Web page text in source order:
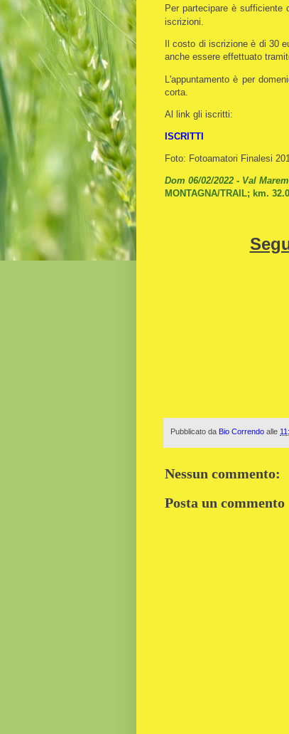
Per partecipare è sufficiente
iscrizioni.
Il costo di iscrizione è di 30
anche essere effettuato
L'appuntamento è per
corta.
Al link gli iscritti:
ISCRITTI
Foto: Fotoamatori Finalesi
Dom 06/02/2022 - Val
MONTAGNA/TRAIL; km.
Pubblicato da Bio Correndo alle
Nessun commento:
Posta un commento